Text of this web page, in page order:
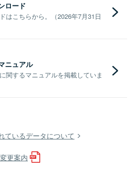
ロード
はこちらから。（2026年7月31日
ニュアル
関するマニュアルを掲載していま
ているデータについて
更案内